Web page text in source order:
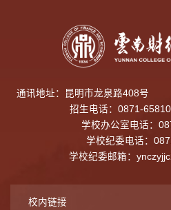
通讯地址：昆明市龙泉路408号
招生电话：0871-
学校办公室电话：
学校纪委电话：
学校纪委邮箱：
校内链接